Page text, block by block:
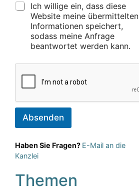
Ich willige ein, dass diese
Website meine übermittelten
Informationen speichert,
sodass meine Anfrage
beantwortet werden kann.
Absenden
Haben Sie Fragen? E-Mail an die
Kanzlei
Themen